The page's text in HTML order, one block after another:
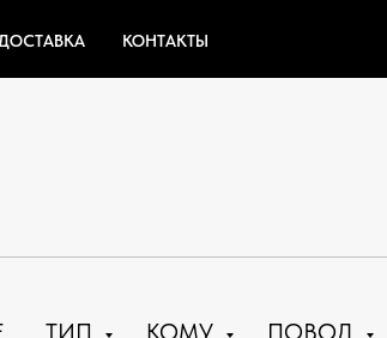
КОНТАКТЫ
ТИП КОМУ ПОВОД